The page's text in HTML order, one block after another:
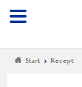
Meny
Start Recept